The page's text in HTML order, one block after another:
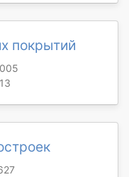
покрытий